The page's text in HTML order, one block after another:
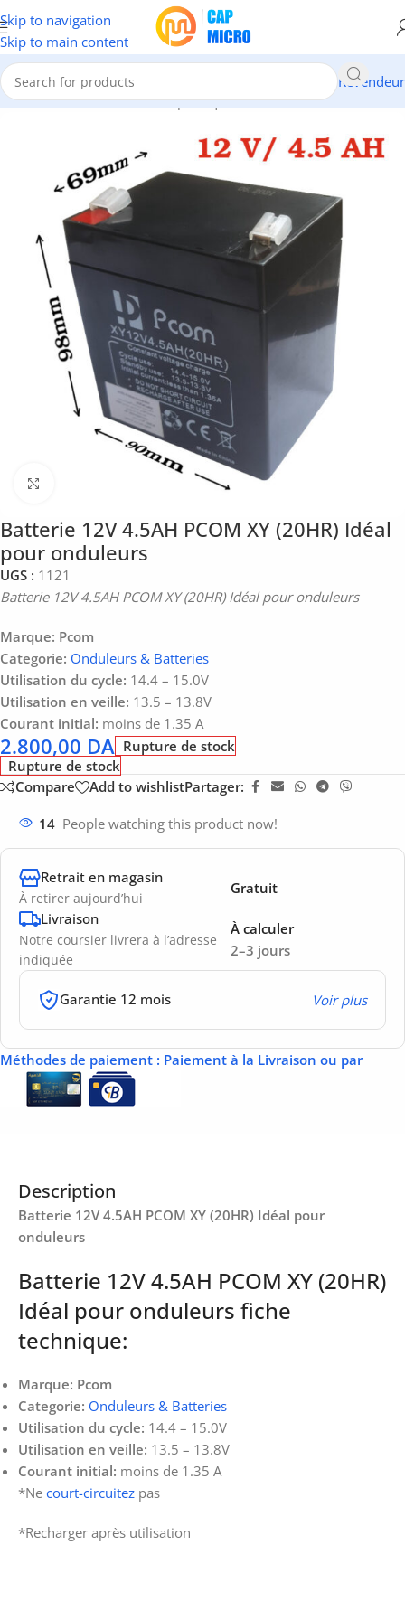
Skip to navigation
Skip to main content
Revendeur
Accueil/INFORMATIQUE/Périphériques/Onduleurs & Batteries
Batterie 12V 4.5AH PCOM XY (20HR) Idéal
pour onduleurs
UGS : 1121
Batterie 12V 4.5AH PCOM XY (20HR) Idéal pour onduleurs
Marque: Pcom
Categorie: Onduleurs & Batteries
Utilisation du cycle: 14.4 – 15.0V
Utilisation en veille: 13.5 – 13.8V
Courant initial: moins de 1.35 A
2.800,00 DA Rupture de stock
Rupture de stock
Compare
Add to wishlistPartager:
14 People watching this product now!
Retrait en magasin
À retirer aujourd’hui
Gratuit
Livraison
Notre coursier livrera à l’adresse
indiquée
2–3 jours
À calculer
Garantie 12 mois Voir plus
Méthodes de paiement : Paiement à la Livraison ou par
Description
Batterie 12V 4.5AH PCOM XY (20HR) Idéal pour
onduleurs
Batterie 12V 4.5AH PCOM XY (20HR)
Idéal pour onduleurs fiche
technique:
Marque: Pcom
Categorie: Onduleurs & Batteries
Utilisation du cycle: 14.4 – 15.0V
Utilisation en veille: 13.5 – 13.8V
Courant initial: moins de 1.35 A
*Ne court-circuitez pas
*Recharger après utilisation